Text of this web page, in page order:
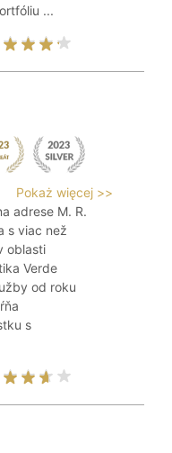
...
Pokaż więcej >>
adrese M. R.
s viac než
oblasti
Verde
od roku
s